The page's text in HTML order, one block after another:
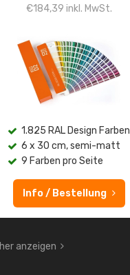
€184,39 inkl. MwSt.
1.825 RAL Design Farben
6 x 30 cm, semi-matt
9 Farben pro Seite
Info / Bestellung
anzeigen